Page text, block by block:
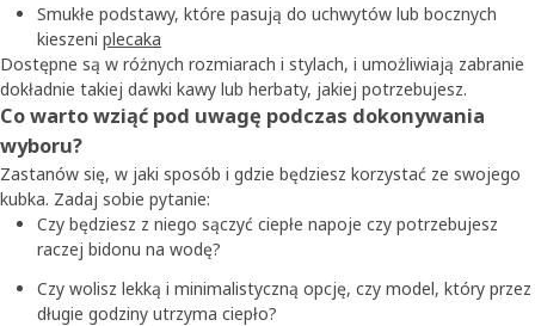
Smukłe podstawy, które pasują do uchwytów lub bocznych
kieszeni plecaka
Dostępne są w różnych rozmiarach i stylach, i umożliwiają zabranie
dokładnie takiej dawki kawy lub herbaty, jakiej potrzebujesz.
Co warto wziąć pod uwagę podczas dokonywania
wyboru?
Zastanów się, w jaki sposób i gdzie będziesz korzystać ze swojego
kubka. Zadaj sobie pytanie:
Czy będziesz z niego sączyć ciepłe napoje czy potrzebujesz
raczej bidonu na wodę?
Czy wolisz lekką i minimalistyczną opcję, czy model, który przez
długie godziny utrzyma ciepło?